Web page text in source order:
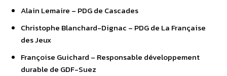
Alain Lemaire – PDG de Cascades
Christophe Blanchard-Dignac – PDG de La Française
des Jeux
Françoise Guichard – Responsable développement
durable de GDF-Suez